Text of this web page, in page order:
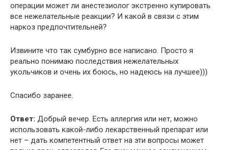
операции может ли анестезиолог экстренно купировать
все нежелательные реакции? И какой в связи с этим
наркоз предпочтительней?
Извините что так сумбурно все написано. Просто я
реально понимаю последствия нежелательных
укольчиков и очень их боюсь, но надеюсь на лучшее)))
Спасибо заранее.
Ответ: Добрый вечер. Есть аллергия или нет, можно
использовать какой-либо лекарственный препарат или
нет – дать компетентный ответ на эти вопросы может